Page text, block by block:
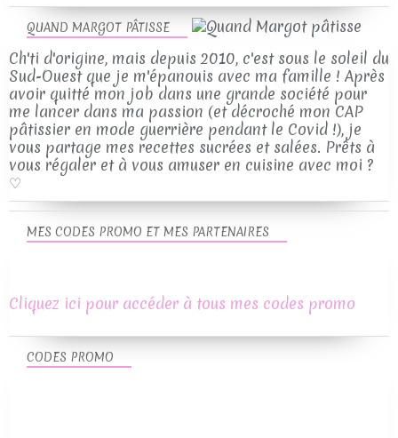
QUAND MARGOT PÂTISSE
Ch'ti d'origine, mais depuis 2010, c'est sous le soleil du
Sud-Ouest que je m'épanouis avec ma famille ! Après
avoir quitté mon job dans une grande société pour
me lancer dans ma passion (et décroché mon CAP
pâtissier en mode guerrière pendant le Covid !), je
vous partage mes recettes sucrées et salées. Prêts à
vous régaler et à vous amuser en cuisine avec moi ?
♡
CODES PROMO
MES CODES PROMO ET MES PARTENAIRES
Cliquez ici pour accéder à tous mes codes promo